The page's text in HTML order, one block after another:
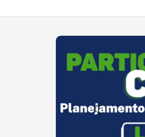
Anterior